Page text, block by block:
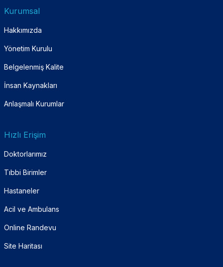
Kurumsal
Hakkımızda
Yönetim Kurulu
Belgelenmiş Kalite
İnsan Kaynakları
Anlaşmalı Kurumlar
Hızlı Erişim
Doktorlarımız
Tıbbi Birimler
Hastaneler
Acil ve Ambulans
Online Randevu
Site Haritası